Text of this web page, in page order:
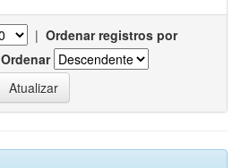
| Ordenar registros por
Ordenar